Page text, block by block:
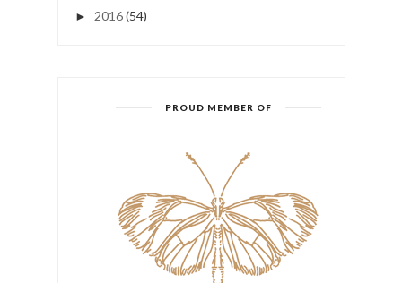
► 2016(54)
PROUD MEMBER OF